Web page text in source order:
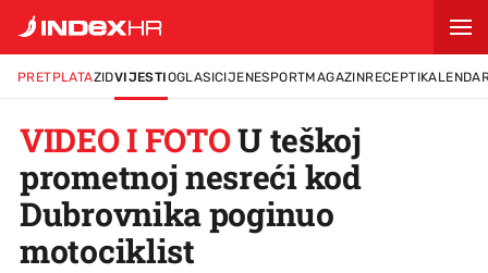
PRETPLATAZIDVIJESTIOGLASICIJENESPORTMAGAZINRECEPTI
VIDEO I FOTOU teškoj
prometnoj nesreći kod
Dubrovnika poginuo
motociklist